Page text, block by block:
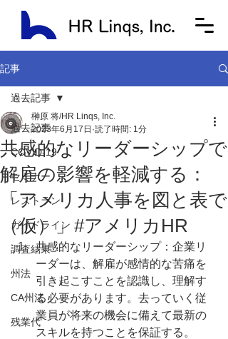
記事
過去記事
COVID-19
セミナー
レストラン
ガイドライン
調査結果
州法
CA州法
残業代
過去記事
共感的なリーダーシップで
解雇の影響を軽減する：
「アメリカ人事を図と表で
（仮）」#アメリカHR
榊原 将/HR Linqs, Inc.
2023年6月17日 読了時間: 1分
共感的なリーダーシップ：企業リ
ーダーは、解雇が感情的な苦痛を
引き起こすことを認識し、理解す
る必要があります。去っていく従
業員が将来の機会に備えて最新の
スキルを持つことを保証する。